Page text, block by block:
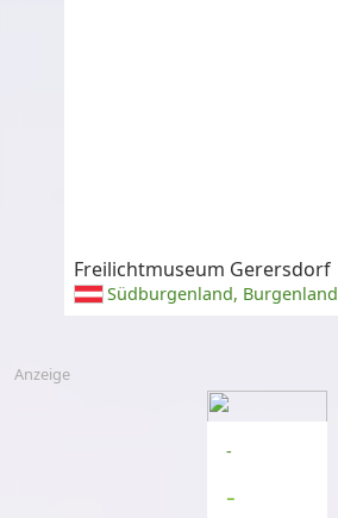
Freilichtmuseum Gerersdorf
Südburgenland, Burgenland
Anzeige
-
-